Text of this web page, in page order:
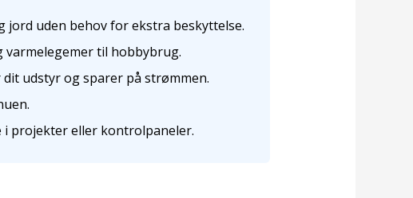
uden behov for ekstra beskyttelse.
til hobbybrug.
udstyr og sparer på strømmen.
projekter eller kontrolpaneler.